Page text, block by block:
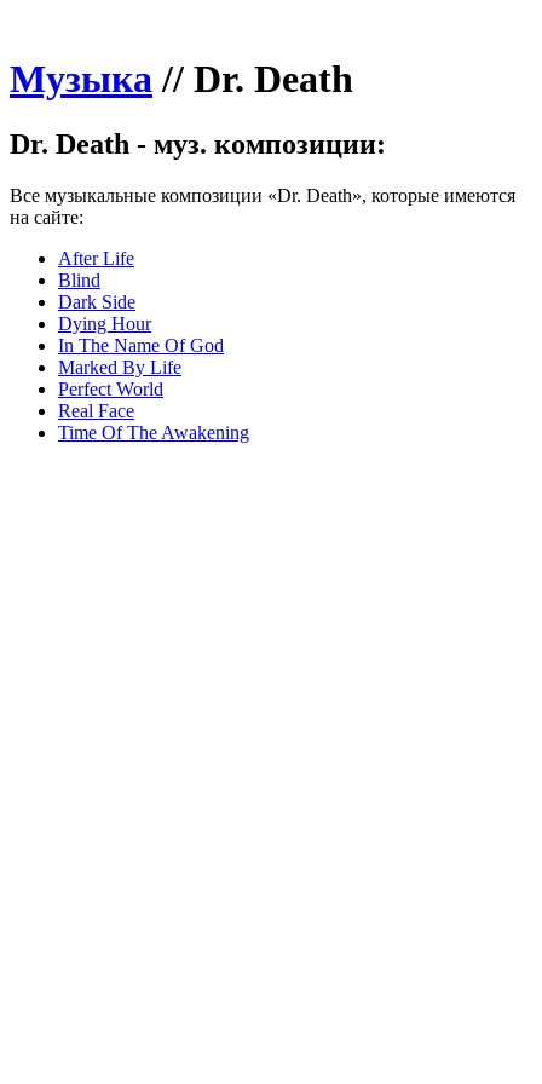
Музыка// Dr. Death
Dr. Death - муз. композиции:
Все музыкальные композиции «Dr. Death», которые имеются
на сайте:
After Life
Blind
Dark Side
Dying Hour
In The Name Of God
Marked By Life
Perfect World
Real Face
Time Of The Awakening